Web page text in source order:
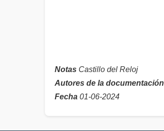
Notas Castillo del Reloj
Autores de la documentación
Fecha 01-06-2024